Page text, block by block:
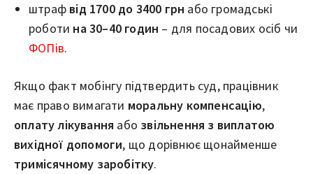
штраф від 1700 до 3400 грн або громадські
роботи на 30–40 годин – для посадових осіб чи
ФОПів.
Якщо факт мобінгу підтвердить суд, працівник
має право вимагати моральну компенсацію,
оплату лікування або звільнення з виплатою
вихідної допомоги, що дорівнює щонайменше
тримісячному заробітку.